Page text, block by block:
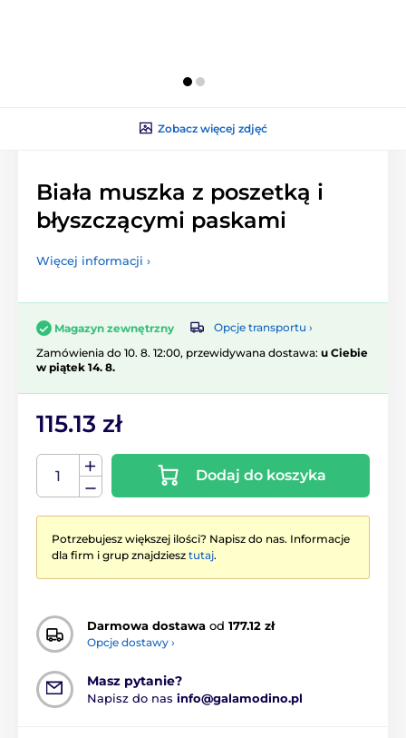
Zobacz więcej zdjęć
Biała muszka z poszetką i
błyszczącymi paskami
Więcej informacji ›
Magazyn zewnętrzny
Opcje transportu ›
Zamówienia do 10. 8. 12:00, przewidywana dostawa: u Ciebie
w piątek 14. 8.
115.13 zł
Dodaj do koszyka
Potrzebujesz większej ilości? Napisz do nas. Informacje
dla firm i grup znajdziesz tutaj.
Darmowa dostawa od 177.12 zł
Opcje dostawy ›
Masz pytanie?
Napisz do nas info@galamodino.pl